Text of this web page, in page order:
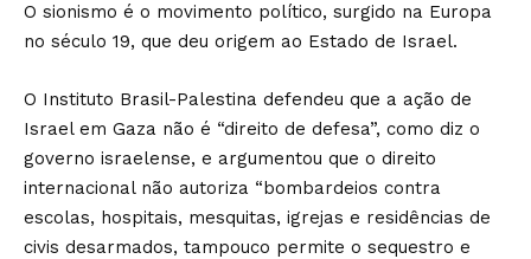
O sionismo é o movimento político, surgido na Europa
no século 19, que deu origem ao Estado de Israel.
O Instituto Brasil-Palestina defendeu que a ação de
Israel em Gaza não é “direito de defesa”, como diz o
governo israelense, e argumentou que o direito
internacional não autoriza “bombardeios contra
escolas, hospitais, mesquitas, igrejas e residências de
civis desarmados, tampouco permite o sequestro e